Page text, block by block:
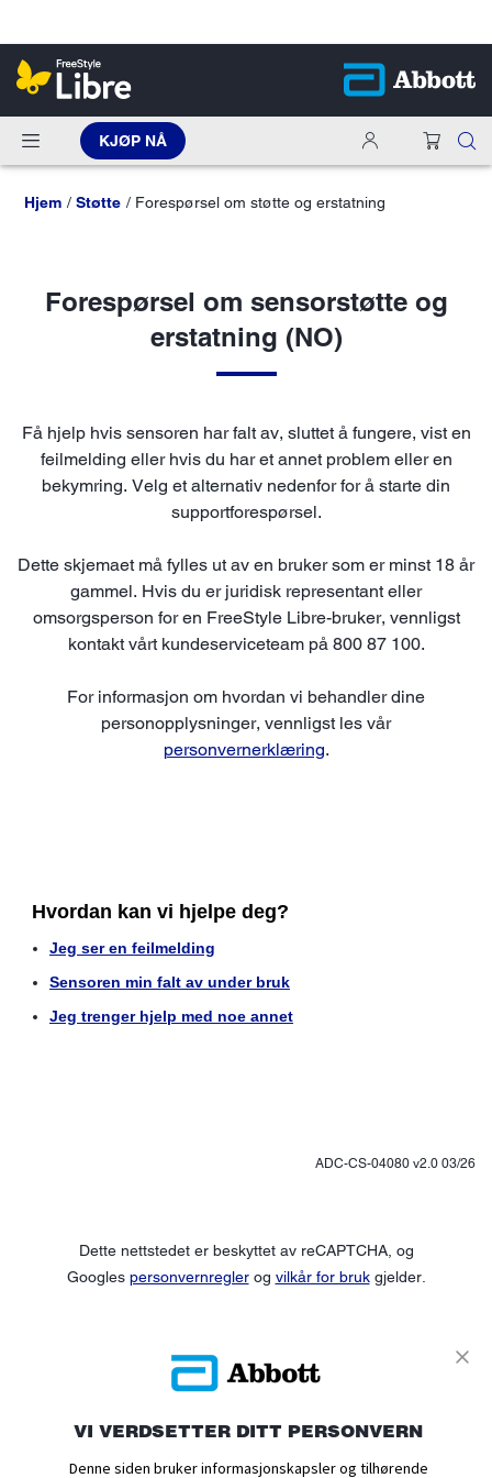
KJØP NÅ
Hjem Støtte Forespørsel om støtte og erstatning
Forespørsel om sensorstøtte og
erstatning (NO)
Få hjelp hvis sensoren har falt av, sluttet å fungere, vist en
feilmelding eller hvis du har et annet problem eller en
bekymring. Velg et alternativ nedenfor for å starte din
supportforespørsel.
Dette skjemaet må fylles ut av en bruker som er minst 18 år
gammel. Hvis du er juridisk representant eller
omsorgsperson for en FreeStyle Libre-bruker, vennligst
kontakt vårt kundeserviceteam på 800 87 100.
For informasjon om hvordan vi behandler dine
personopplysninger, vennligst les vår
personvernerklæring.
ADC-CS-04080 v2.0 03/26
Dette nettstedet er beskyttet av reCAPTCHA, og
Googles personvernreglerog vilkår for brukgjelder.
KOM I GANG
VI VERDSETTER DITT PERSONVERN
Denne siden bruker informasjonskapsler og tilhørende